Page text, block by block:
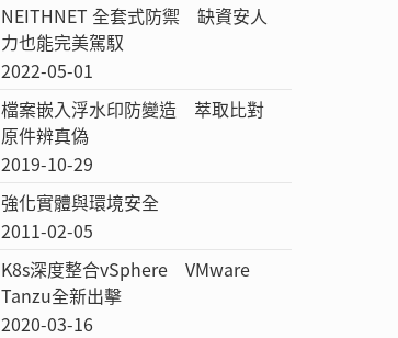
NEITHNET 全套式防禦 缺資安人
力也能完美駕馭
2022-05-01
檔案嵌入浮水印防變造 萃取比對
原件辨真偽
2019-10-29
強化實體與環境安全
2011-02-05
K8s深度整合vSphere VMware
Tanzu全新出擊
2020-03-16